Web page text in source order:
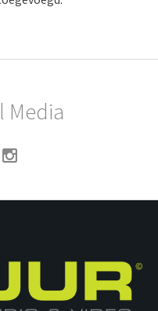
Media